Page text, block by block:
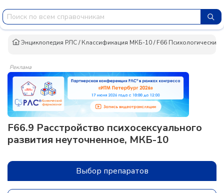
Энциклопедия РЛС/Классификация МКБ-10/F66 Психологические
Реклама
F66.9 Расстройство психосексуального
развития неуточненное, МКБ-10
Выбор препаратов